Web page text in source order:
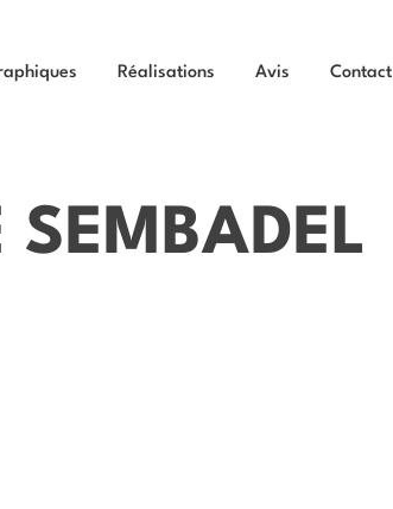
Réalisations Avis Contact
SEMBADEL